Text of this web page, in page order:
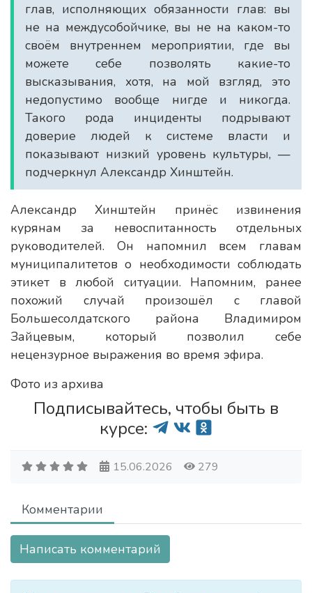
глав, исполняющих обязанности глав: вы
не на междусобойчике, вы не на каком-то
своём внутреннем мероприятии, где вы
можете себе позволять какие-то
высказывания, хотя, на мой взгляд, это
недопустимо вообще нигде и никогда.
Такого рода инциденты подрывают
доверие людей к системе власти и
показывают низкий уровень культуры, —
подчеркнул Александр Хинштейн.
Александр Хинштейн принёс извинения
курянам за невоспитанность отдельных
руководителей. Он напомнил всем главам
муниципалитетов о необходимости соблюдать
этикет в любой ситуации. Напомним, ранее
похожий случай произошёл с главой
Большесолдатского района Владимиром
Зайцевым, который позволил себе
нецензурное выражения во время эфира.
Фото из архива
Подписывайтесь, чтобы быть в
курсе:
15.06.2026 279
Комментарии
Написать комментарий